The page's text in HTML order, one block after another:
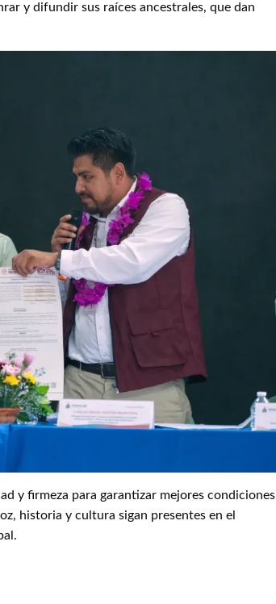
y difundir sus raíces ancestrales, que dan
y firmeza para garantizar mejores condiciones
historia y cultura sigan presentes en el